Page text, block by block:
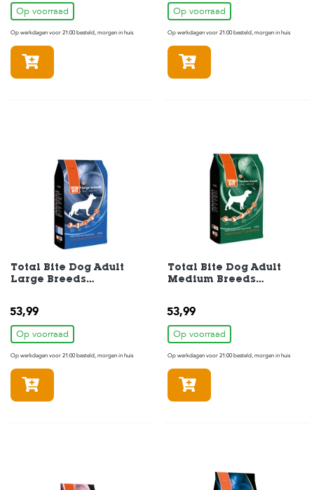
Op voorraad
Op werkdagen voor 21:00 besteld, morgen in huis
Op voorraad
Op werkdagen voor 21:00 besteld, morgen in huis
Total Bite Dog Adult
Large Breeds
53,99
Op voorraad
Op werkdagen voor 21:00 besteld, morgen in huis
Total Bite Dog Adult
Medium Breeds
53,99
Op voorraad
Op werkdagen voor 21:00 besteld, morgen in huis